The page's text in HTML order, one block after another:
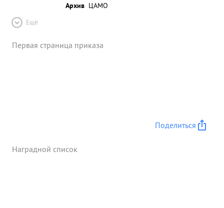
Архив ЦАМО
Ещё
Первая страница приказа
Поделиться
Наградной список